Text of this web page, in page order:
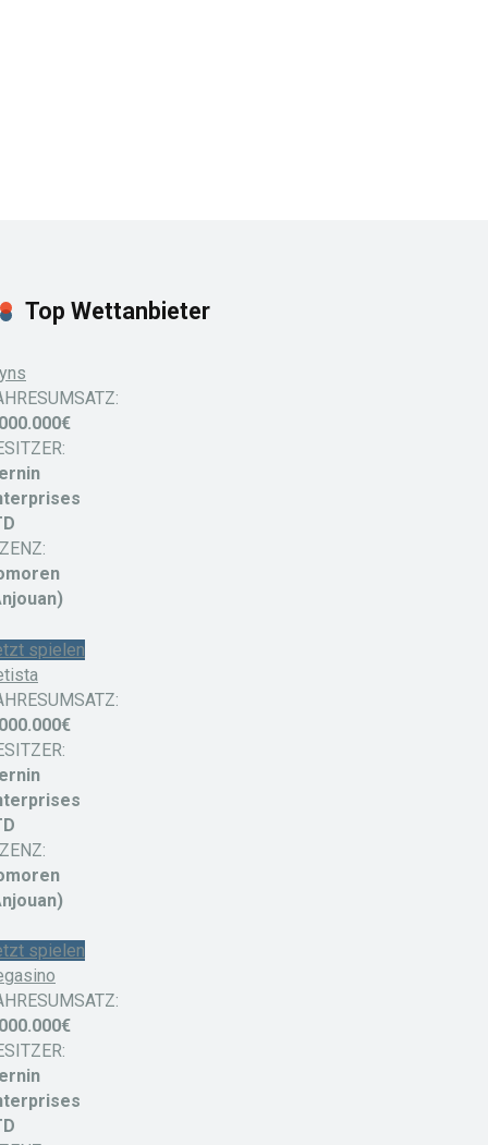
Top Wettanbieter
spielen
spielen